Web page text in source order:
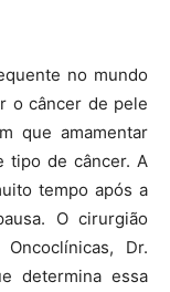
no mundo
o câncer de pele
que amamentar
tipo de câncer. A
tempo após a
O cirurgião
Dr.
determina essa